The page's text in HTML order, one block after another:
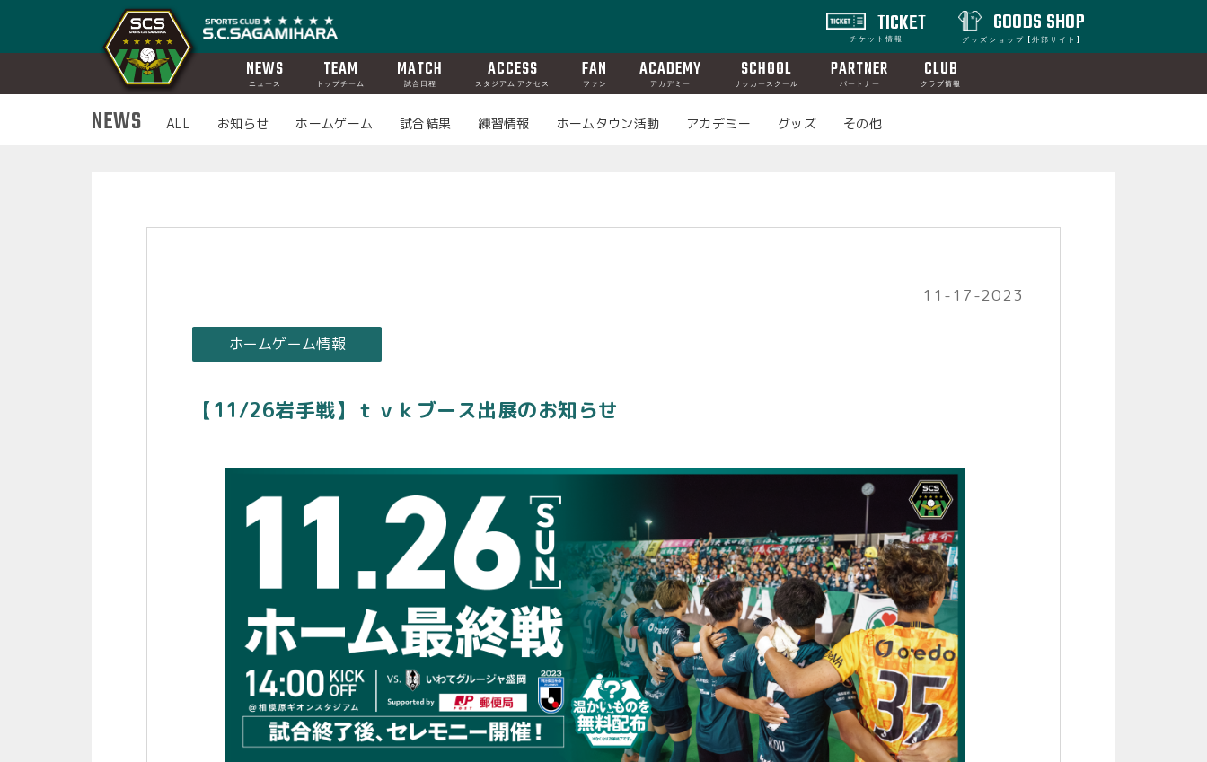
TICKET
チケット情報
GOODS SHOP
グッズショップ [外部サイト]
NEWS
ニュース
TEAM
トップチーム
MATCH
試合日程
ACCESS
スタジアム アクセス
FAN
ファン
ACADEMY
アカデミー
SCHOOL
サッカースクール
PARTNER
パートナー
CLUB
クラブ情報
NEWS ALL お知らせ ホームゲーム 試合結果 練習情報 ホームタウン活動 アカデミー グッズ その他
11-17-2023
ホームゲーム情報
【11/26岩手戦】ｔｖｋブース出展のお知らせ